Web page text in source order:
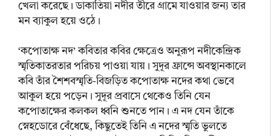
খেলা করেছে। ডাকাতিয়া নদীর তীরে গ্রামে যাওয়ার জন্য তার
মন ব্যাকুল হয়ে ওঠে।
‘কপোতাক্ষ নদ’ কবিতার কবির ক্ষেত্রেও অনুরূপ নদীকেন্দ্রিক
স্মৃতিকাতরতার পরিচয় পাওয়া যায়। সুদূর ফ্রান্সে অবস্থানকালে
কবি তাঁর শৈশবস্মৃতি-বিজড়িত কপোতাক্ষ নদের কথা ভেবে
আকুল হয়ে পড়েন। সুদূর প্রবাসে থেকেও তিনি যেন
কপোতাক্ষের কলকল ধ্বনি শুনতে পান। এ নদ যেন তাঁকে
স্নেহডোরে বেঁধেছে, কিছুতেই তিনি এ নদের স্মৃতি ভুলতে